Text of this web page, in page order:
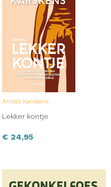
Arnold Karskens
Lekker kontje
€ 24,95